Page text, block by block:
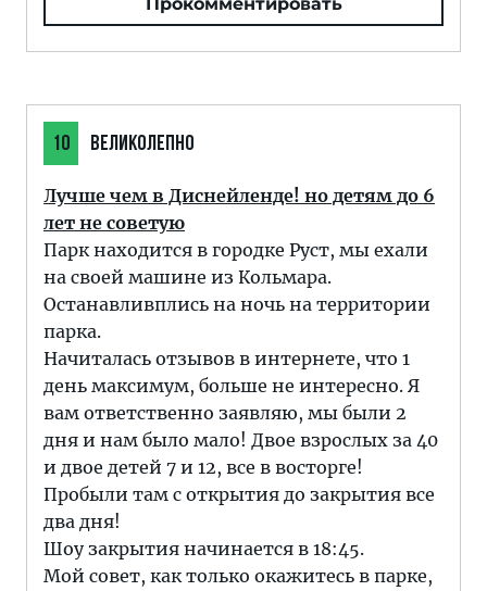
10 ВЕЛИКОЛЕПНО
Лучше чем в Диснейленде! но детям до 6
лет не советую
Парк находится в городке Руст, мы ехали
на своей машине из Кольмара.
Останавливплись на ночь на территории
парка.
Начиталась отзывов в интернете, что 1
день максимум, больше не интересно. Я
вам ответственно заявляю, мы были 2
дня и нам было мало! Двое взрослых за 40
и двое детей 7 и 12, все в восторге!
Пробыли там с открытия до закрытия все
два дня!
Шоу закрытия начинается в 18:45.
Мой совет, как только окажитесь в парке,